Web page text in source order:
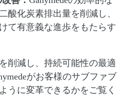
酸化炭素排出量を削減し、
て有意義な進歩をもたらす
削減し、持続可能性の最適
がお客様のサブファブ
うに変革できるかをご覧く